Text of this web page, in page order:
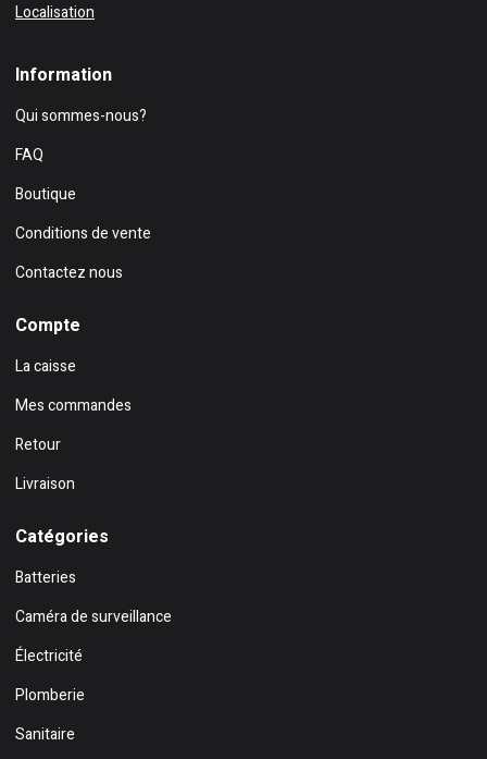
Localisation
Information
Qui sommes-nous?
FAQ
Boutique
Conditions de vente
Contactez nous
Compte
La caisse
Mes commandes
Retour
Livraison
Catégories
Batteries
Caméra de surveillance
Électricité
Plomberie
Sanitaire